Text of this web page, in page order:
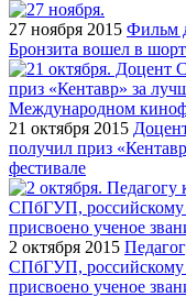
27 ноября 2015 Фильм
Бронзита вошел в
21 октября 2015
получил приз
фестивале
2 октября 2015
СПбГУП, российскому
присвоено ученое